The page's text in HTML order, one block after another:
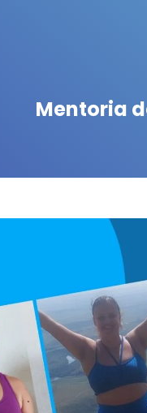
Mentoria